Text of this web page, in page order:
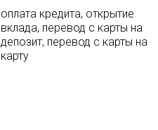
оплата кредита, открытие
вклада, перевод с карты на
депозит, перевод с карты на
карту